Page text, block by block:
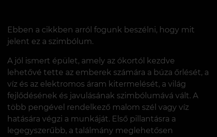
Ebben a cikkben arról fogunk beszélni, hogy mit
jelent ez a szimbólum.
A jól ismert épület, amely az ókortól kezdve
lehetővé tette az emberek számára a búza őrlését, a
víz és az elektromos áram kitermelését, a világ
fejlődésének és javulásának szimbólumává vált. A
több pengével rendelkező malom szél vagy víz
hatására végzi a munkáját. Első pillantásra a
legegyszerűbb, a találmány meglehetősen